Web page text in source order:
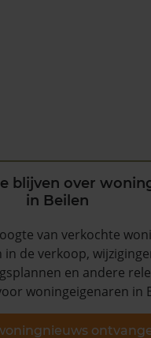
blijven over
in Beilen
van verkochte
in de verkoop,
en andere
woningeigenaren in